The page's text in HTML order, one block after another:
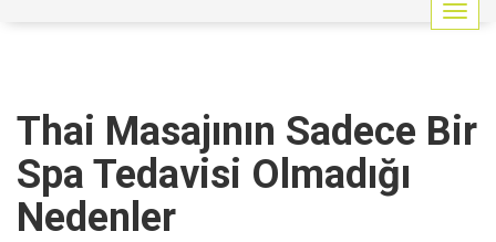
G
e
m
e
Thai Masajının Sadece Bir
Spa Tedavisi Olmadığı
Nedenler